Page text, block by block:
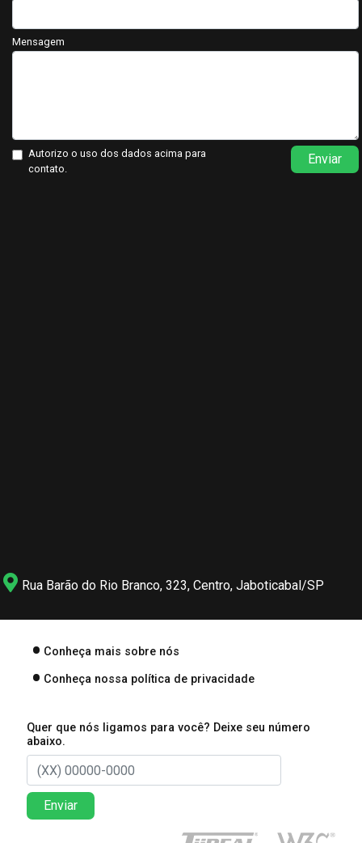
Mensagem
Autorizo o uso dos dados acima para
contato.
Enviar
Rua Barão do Rio Branco, 323, Centro, Jaboticabal/SP
Conheça mais sobre nós
Conheça nossa política de privacidade
Quer que nós ligamos para você? Deixe seu número
abaixo.
Enviar